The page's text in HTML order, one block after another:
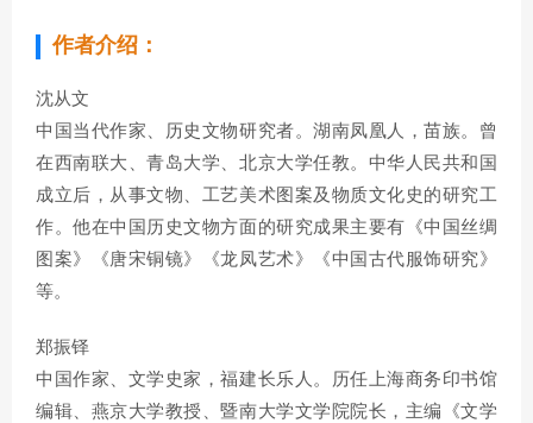
作者介绍：
沈从文
中国当代作家、历史文物研究者。湖南凤凰人，苗族。曾
在西南联大、青岛大学、北京大学任教。中华人民共和国
成立后，从事文物、工艺美术图案及物质文化史的研究工
作。他在中国历史文物方面的研究成果主要有《中国丝绸
图案》《唐宋铜镜》《龙凤艺术》《中国古代服饰研究》
等。
郑振铎
中国作家、文学史家，福建长乐人。历任上海商务印书馆
编辑、燕京大学教授、暨南大学文学院院长，主编《文学